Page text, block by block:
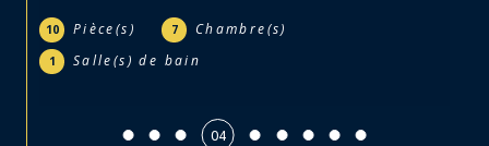
Pièce(s) Chambre(s)
Salle(s) de bain
05